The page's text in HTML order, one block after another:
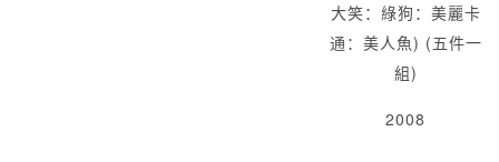
大笑：綠狗：美麗卡
通：美人魚) (五件一
組)
2008